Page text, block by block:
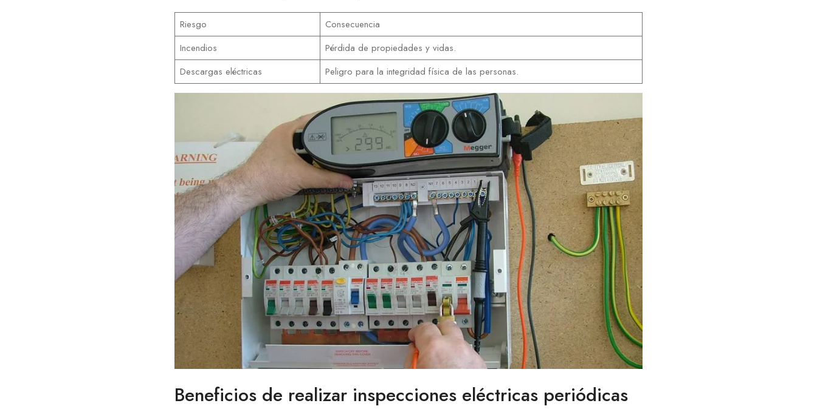
Riesgo
Consecuencia
Incendios
Pérdida de propiedades y vidas.
Descargas eléctricas
Peligro para la integridad física de las personas.
Beneficios de realizar inspecciones eléctricas periódicas